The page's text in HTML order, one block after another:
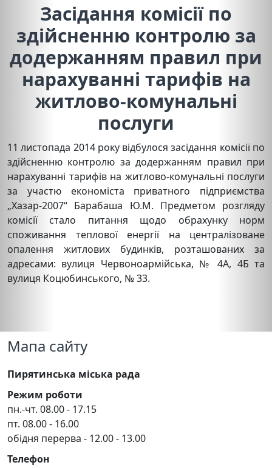
Засідання комісії по
здійсненню контролю за
додержанням правил при
нарахуванні тарифів на
житлово-комунальні
послуги
11 листопада 2014 року відбулося засідання комісії по
здійсненню контролю за додержанням правил при
нарахуванні тарифів на житлово-комунальні послуги
за участю економіста приватного підприємства
„Хазар-2007“ Барабаша Ю.М. Предметом розгляду
комісії стало питання щодо обрахунку норм
споживання теплової енергії на централізоване
опалення житлових будинків, розташованих за
адресами: вулиця Червоноармійська, № 4А, 4Б та
вулиця Коцюбинського, № 33.
Мапа сайту
Пирятинська міська рада
Режим роботи
пн.-чт. 08.00 - 17.15
пт. 08.00 - 16.00
обідня перерва - 12.00 - 13.00
Телефон